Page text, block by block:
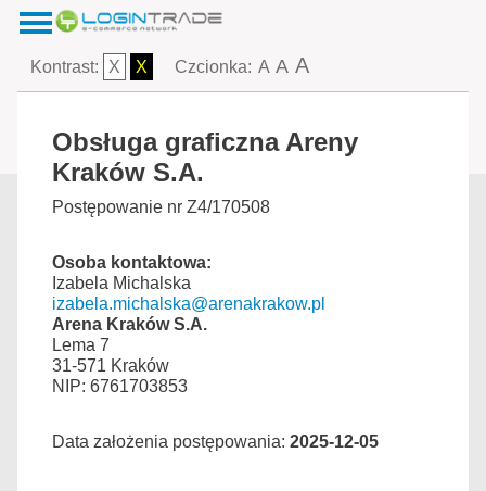
Kontrast: X X Czcionka: A A A
Obsługa graficzna Areny
Kraków S.A.
Postępowanie nr Z4/170508
Osoba kontaktowa:
Izabela Michalska
izabela.michalska@arenakrakow.pl
Arena Kraków S.A.
Lema 7
31-571 Kraków
NIP: 6761703853
Data założenia postępowania: 2025-12-05